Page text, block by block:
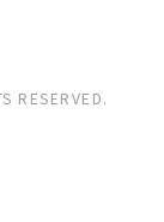
RESERVED.